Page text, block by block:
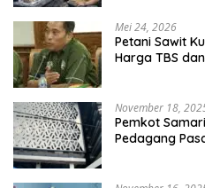
Mei 24, 2026
Petani Sawit
Harga TBS
November 18,
Pemkot
Pedagang